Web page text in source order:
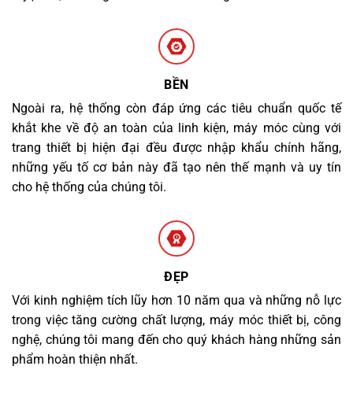
BỀN
Ngoài ra, hệ thống còn đáp ứng các tiêu chuẩn quốc tế
khắt khe về độ an toàn của linh kiện, máy móc cùng với
trang thiết bị hiện đại đều được nhập khẩu chính hãng,
những yếu tố cơ bản này đã tạo nên thế mạnh và uy tín
cho hệ thống của chúng tôi.
ĐẸP
Với kinh nghiệm tích lũy hơn 10 năm qua và những nỗ lực
trong việc tăng cường chất lượng, máy móc thiết bị, công
nghệ, chúng tôi mang đến cho quý khách hàng những sản
phẩm hoàn thiện nhất.